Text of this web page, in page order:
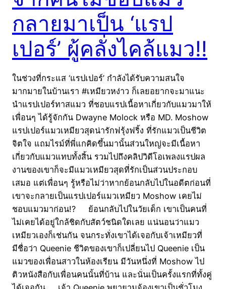
กลายมาเป็น ‘แรป
เปอร์’ ผู้คลั่งไคล้แมว!!
ในช่วงที่กระแส ‘แรปเปอร์’ กำลังได้รับความสนใจ
มากมายในบ้านเรา #เหมียวหง่าว ก็เลยอยากจะมาแนะ
นำแรปเปอร์ทาสแมว ที่ชอบแรปเนื้อหาเกี่ยวกับแมวมาให้
เพื่อนๆ ได้รู้จักกัน Dwayne Molock หรือ MD. Moshow
แรปเปอร์แมวเหมียวสุดน่ารักฟรุ้งฟริ้ง ที่รักแมวเป็นชีวิต
จิตใจ แถมไรม์ที่พี่แกคิดขึ้นมานั้นส่วนใหญ่จะมีเนื้อหา
เกี่ยวกับแมวแทบทั้งสิ้น รวมไปถึงคลิปวิดีโอเพลงแรปผล
งานของเขาก็จะมีแมวเหมียวสุดที่รักเป็นส่วนประกอบ
เสมอ แต่เพื่อนๆ รู้หรือไม่ว่าหากย้อนกลับไปในอดีตก่อนที่
เขาจะกลายเป็นแรปเปอร์แมวเหมียว Moshow เคยไม่
ชอบแมวมาก่อน!? ย้อนกลับไปในวัยเด็ก เขาเป็นคนที่
ไม่เคยได้อยู่ใกล้ชิดกับสัตว์ชนิดใดเลย แน่นอนว่าแมว
เหมียวเองก็เช่นกัน จนกระทั่งเขาได้เจอกับเจ้าเหมียวที่
มีชื่อว่า Queenie ชีวิตของเขาก็เปลี่ยนไป Queenie เป็น
แมวของเพื่อนสาวในห้องเรียน มีวันหนึ่งที่ Moshow ไป
ติวหนังสือกับเพื่อนคนนั้นที่บ้าน และนั่นเป็นครั้งแรกที่ทั้งคู่